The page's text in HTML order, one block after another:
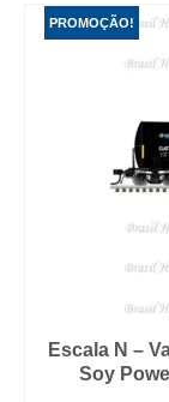
PROMOÇÃO!
Escala N –
Soy